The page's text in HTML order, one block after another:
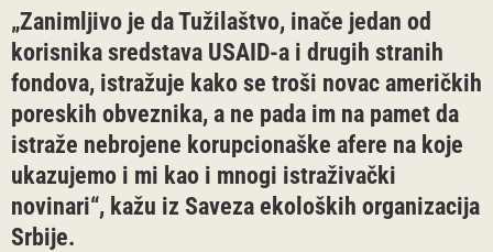
„Zanimljivo je da Tužilaštvo, inače jedan od
korisnika sredstava USAID-a i drugih stranih
fondova, istražuje kako se troši novac američkih
poreskih obveznika, a ne pada im na pamet da
istraže nebrojene korupcionaške afere na koje
ukazujemo i mi kao i mnogi istraživački
novinari“, kažu iz Saveza ekoloških organizacija
Srbije.